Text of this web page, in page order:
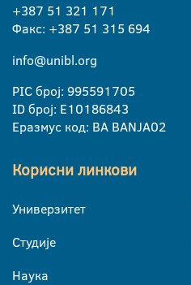
+387 51 321 171
Факс: +387 51 315 694
info@unibl.org
PIC број: 995591705
ID број: E10186843
Еразмус код: BA BANJA02
Корисни линкови
Универзитет
Студије
Наука